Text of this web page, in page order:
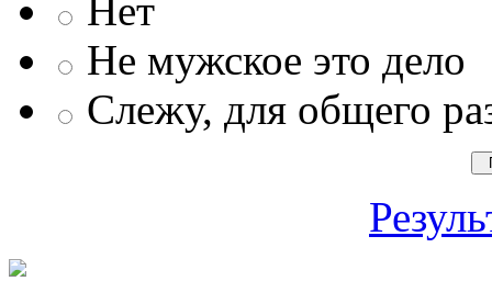
Нет
Не мужское это дело
Слежу, для общего